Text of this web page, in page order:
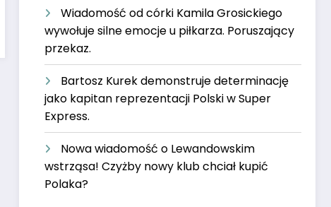
Wiadomość od córki Kamila Grosickiego
wywołuje silne emocje u piłkarza. Poruszający
przekaz.
Bartosz Kurek demonstruje determinację
jako kapitan reprezentacji Polski w Super
Express.
Nowa wiadomość o Lewandowskim
wstrząsa! Czyżby nowy klub chciał kupić
Polaka?